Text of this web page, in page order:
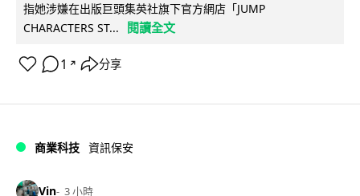
指她涉嫌在出版巨頭集英社旗下官方網店「JUMP
CHARACTERS ST...
閱讀全文
1 ↗ 分享
商業科技 資訊保安
Vin 3 小時